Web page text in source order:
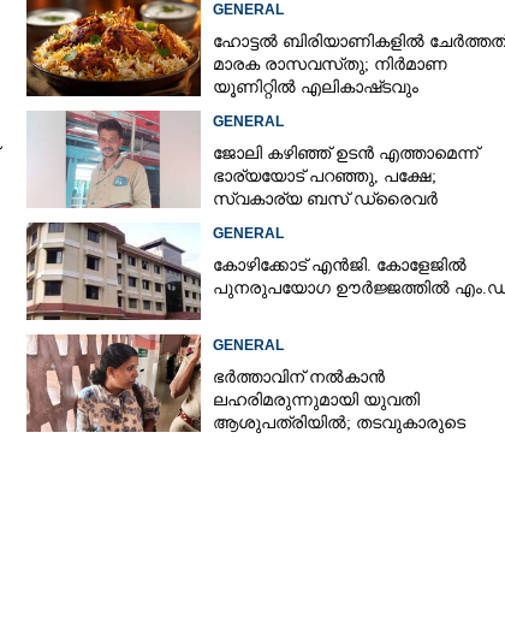
GENERAL
ഹോട്ടൽ ബിരിയാണികളിൽ ചേർത്തത്
മാരക രാസവസ്‌തു; നിർമാണ
യൂണിറ്റിൽ എലികാഷ്‌ടവും
GENERAL
ജോലി കഴിഞ്ഞ് ഉടൻ എത്താമെന്ന്
ഭാര്യയോട് പറഞ്ഞു, പക്ഷേ;
സ്വകാര്യ ബസ് ഡ്രൈവ‌ർ
GENERAL
കോഴിക്കോട് എൻജി. കോളേജിൽ
പുനരുപയോഗ ഊർജ്ജത്തിൽ
GENERAL
ഭർത്താവിന് നൽകാൻ
ലഹരിമരുന്നുമായി യുവതി
ആശുപത്രിയിൽ; തടവുകാരുടെ